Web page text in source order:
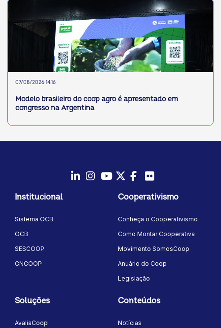
07/08/2026 14:16
Modelo brasileiro do coop agro é apresentado em
congresso na Argentina
Instagram
YoutubeTwitter/X
Facebook
Institucional
Sistema OCB
OCB
SESCOOP
CNCOOP
Cooperativismo
Conheça o Cooperativismo
Como Montar Cooperativa
Movimento SomosCoop
Anuário do Coop
Legislação
Soluções
AvaliaCoop
Conteúdos
Notícias